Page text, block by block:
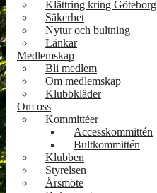
Klättring kring Göteborg
Säkerhet
Nytur och bultning
Länkar
Medlemskap
Bli medlem
Om medlemskap
Klubbkläder
Om oss
Kommittéer
Accesskommittén
Bultkommittén
Klubben
Styrelsen
Årsmöte